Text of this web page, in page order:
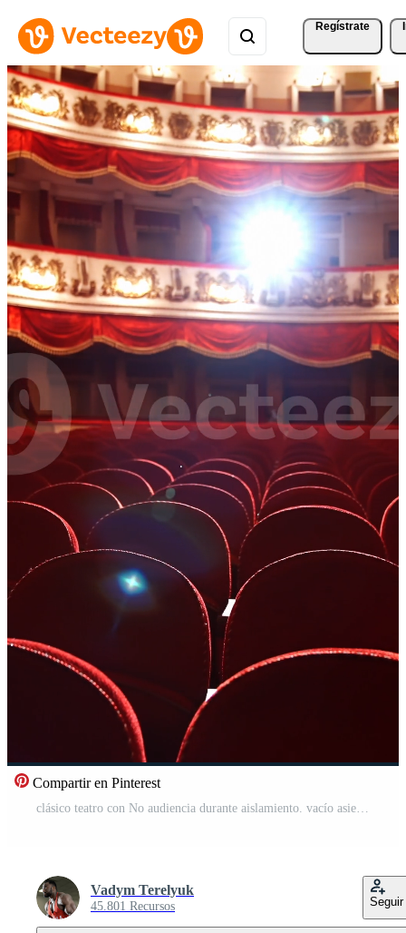
Regístrate
Compartir en Pinterest
Vadym Terelyuk
45.801 Recursos Seguir